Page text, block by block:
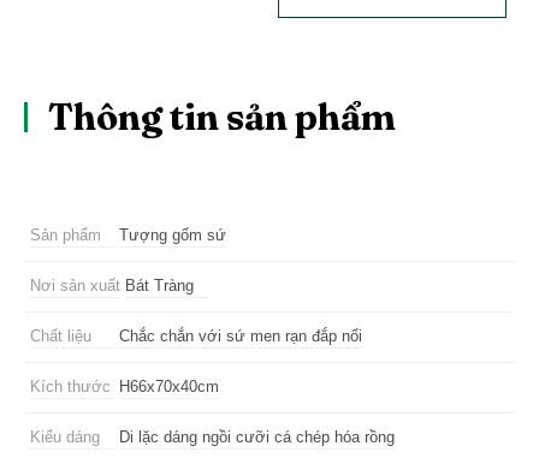
Thông tin sản phẩm
Sản phẩm Tượng gốm sứ
Nơi sản xuất Bát Tràng
Chất liệu Chắc chắn với sứ men rạn đắp nổi
Kích thước H66x70x40cm
Kiểu dáng Di lặc dáng ngồi cưỡi cá chép hóa rồng